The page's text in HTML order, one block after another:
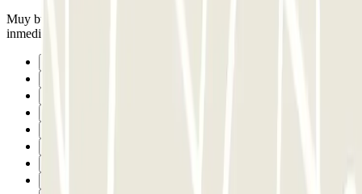
Muy buena atención telefónica ante una incidencia, resolución
inmediata y sin ningún problema. Agradecida.